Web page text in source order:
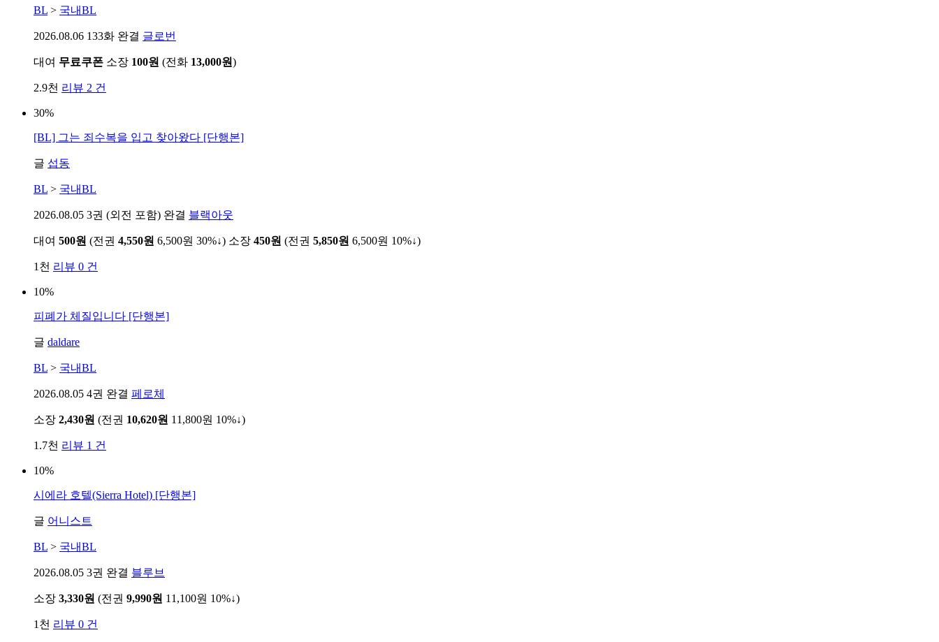
BL > 국내BL
2026.08.06 133화 완결 글로번
대여 무료쿠폰 소장 100원 (전화 13,000원)
2.9천 리뷰 2 건
30%
[BL] 그는 죄수복을 입고 찾아왔다 [단행본]
글 섭동
BL > 국내BL
2026.08.05 3권 (외전 포함) 완결 블랙아웃
대여 500원 (전권 4,550원 6,500원 30%↓) 소장 450원 (전권 5,850원 6,500원 10%↓)
1천 리뷰 0 건
10%
피폐가 체질입니다 [단행본]
글 daldare
BL > 국내BL
2026.08.05 4권 완결 페로체
소장 2,430원 (전권 10,620원 11,800원 10%↓)
1.7천 리뷰 1 건
10%
시에라 호텔(Sierra Hotel) [단행본]
글 어니스트
BL > 국내BL
2026.08.05 3권 완결 블루브
소장 3,330원 (전권 9,990원 11,100원 10%↓)
1천 리뷰 0 건